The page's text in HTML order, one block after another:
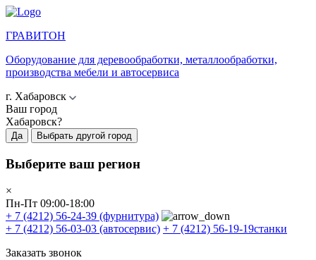
ГРАВИТОН
Оборудование для деревообработки, металлообработки,
производства мебели и автосервиса
г. Хабаровск
Ваш город
Хабаровск?
Да Выбрать другой город
Выберите ваш регион
×
Пн-Пт 09:00-18:00
+ 7 (4212) 56-24-39 (фурнитура)
+ 7 (4212) 56-03-03 (автосервис) + 7 (4212) 56-19-19станки
Заказать звонок